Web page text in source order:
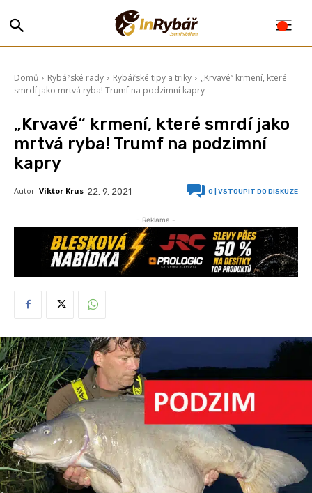
Domů Rybářské rady Rybářské tipy a triky
„Krvavé“ krmení, které
smrdí jako mrtvá ryba! Trumf na podzimní kapry
„Krvavé“ krmení, které smrdí jako
mrtvá ryba! Trumf na podzimní
kapry
Autor: Viktor Krus 22. 9. 2021 0 | VSTOUPIT DO DISKUZE
- Reklama -